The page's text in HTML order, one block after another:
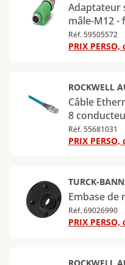
Adaptateur
mâle-M12 -
M12MS-M
Réf. 59505572
PRIX
ROCKWELL
Câble
8
- 1585J-
Réf. 55681031
PRIX
TURCK-
Embase de
Réf. 69026990
PRIX